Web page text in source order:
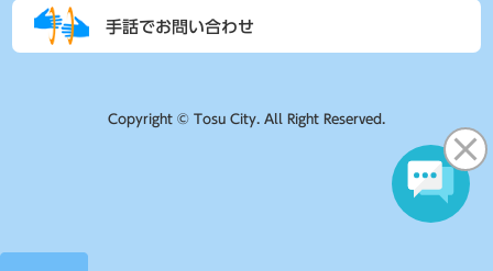
手話でお問い合わせ
Copyright © Tosu City. All Right Reserved.